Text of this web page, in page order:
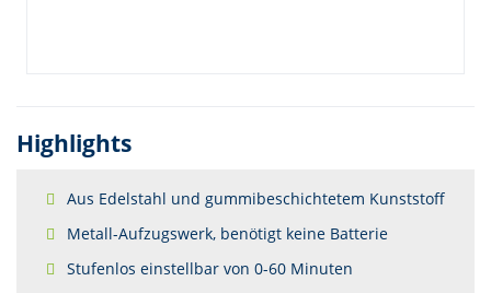
Highlights
Aus Edelstahl und gummibeschichtetem Kunststoff
Metall-Aufzugswerk, benötigt keine Batterie
Stufenlos einstellbar von 0-60 Minuten